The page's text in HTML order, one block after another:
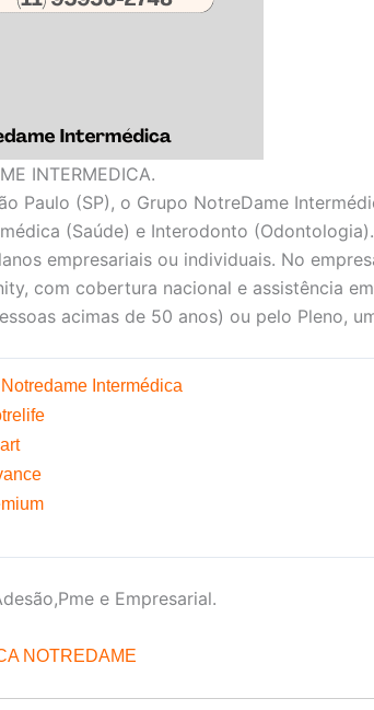
INTERMEDICA.
Paulo (SP), o Grupo NotreDame
(Saúde) e Interodonto
empresariais ou individuais. No
com cobertura nacional e assistência
acimas de 50 anos) ou pelo Pleno,
Intermédica
e Empresarial.
NOTREDAME